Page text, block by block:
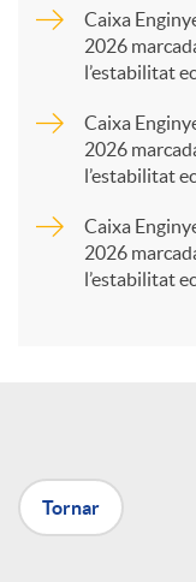
a
X
Caixa
2026
l’estabilitat
Caixa
2026
l’estabilitat
Caixa
2026
l’estabilitat
Tornar